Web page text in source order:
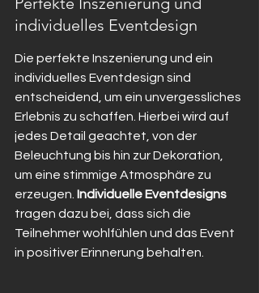
individuelles Eventdesign
Die perfekte Inszenierung und ein
individuelles Eventdesign sind
entscheidend, um ein unvergessliches
Erlebnis zu schaffen. Hierbei wird auf
jedes Detail geachtet, von der
Beleuchtung bis hin zur Dekoration,
um eine stimmige Atmosphäre zu
erzeugen. Individuelle Eventdesigns
tragen dazu bei, dass sich die
Teilnehmer wohlfühlen und das Event
in positiver Erinnerung behalten.